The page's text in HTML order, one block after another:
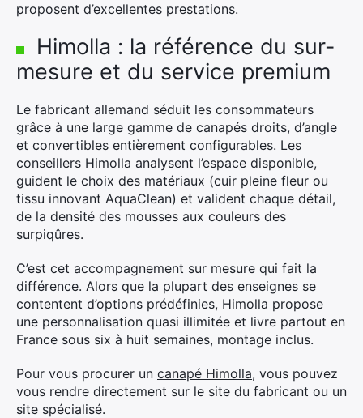
proposent d’excellentes prestations.
Himolla : la référence du sur-
mesure et du service premium
Le fabricant allemand séduit les consommateurs
grâce à une large gamme de canapés droits, d’angle
et convertibles entièrement configurables. Les
conseillers Himolla analysent l’espace disponible,
guident le choix des matériaux (cuir pleine fleur ou
tissu innovant AquaClean) et valident chaque détail,
de la densité des mousses aux couleurs des
surpiqûres.
C’est cet accompagnement sur mesure qui fait la
différence. Alors que la plupart des enseignes se
contentent d’options prédéfinies, Himolla propose
une personnalisation quasi illimitée et livre partout en
France sous six à huit semaines, montage inclus.
Pour vous procurer un canapé Himolla, vous pouvez
vous rendre directement sur le site du fabricant ou un
site spécialisé.